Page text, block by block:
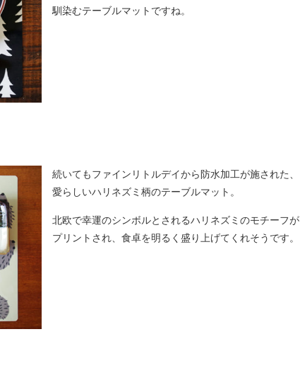
馴染むテーブルマットですね。
続いてもファインリトルデイから防水加工が施された、
愛らしいハリネズミ柄のテーブルマット。
北欧で幸運のシンボルとされるハリネズミのモチーフが
プリントされ、食卓を明るく盛り上げてくれそうです。